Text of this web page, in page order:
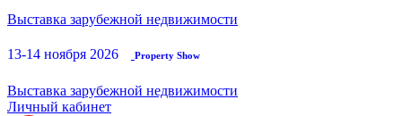
Выставка зарубежной недвижимости
13-14 ноября 2026 Property Show
Выставка зарубежной недвижимости
Личный кабинет